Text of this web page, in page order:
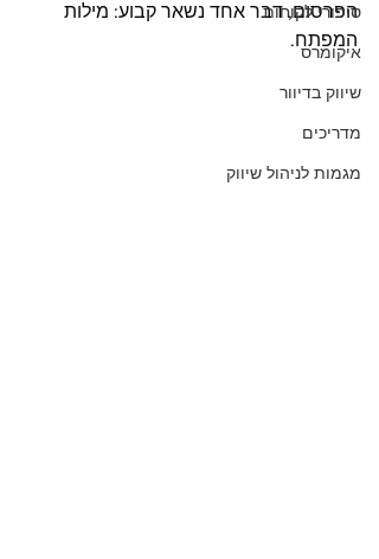
סיפורי לקוחות
איקומרס
שיווק בדיוור
מדריכים
מגמות לניהול שיווק
הפרסום, דבר אחד נשאר קבוע: מילות
המפתח.